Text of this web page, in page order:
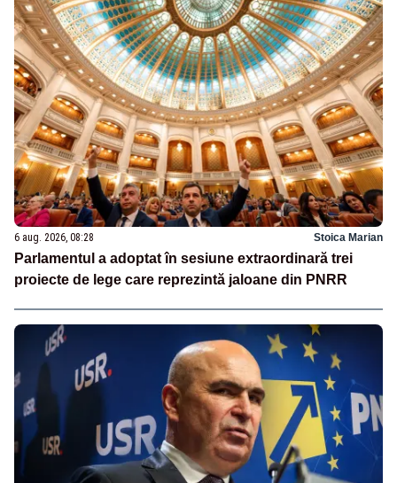
6 aug. 2026, 08:28 Stoica Marian
Parlamentul a adoptat în sesiune extraordinară trei
proiecte de lege care reprezintă jaloane din PNRR